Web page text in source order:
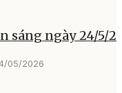
sáng ngày 24/5/
05/2026